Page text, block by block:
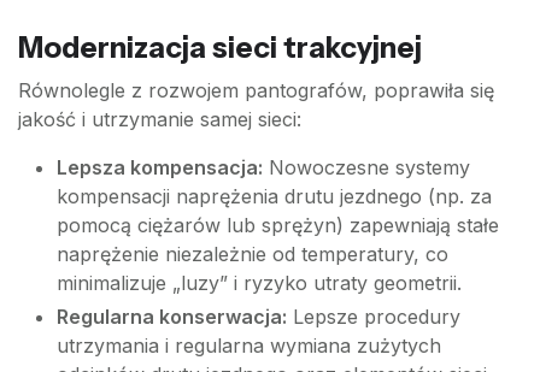
Modernizacja sieci trakcyjnej
Równolegle z rozwojem pantografów, poprawiła się
jakość i utrzymanie samej sieci:
Lepsza kompensacja: Nowoczesne systemy
kompensacji naprężenia drutu jezdnego (np. za
pomocą ciężarów lub sprężyn) zapewniają stałe
naprężenie niezależnie od temperatury, co
minimalizuje „luzy” i ryzyko utraty geometrii.
Regularna konserwacja: Lepsze procedury
utrzymania i regularna wymiana zużytych